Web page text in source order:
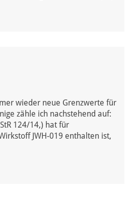
wieder neue Grenzwerte für
zähle ich nachstehend auf:
124/14,) hat für
JWH-019 enthalten ist,